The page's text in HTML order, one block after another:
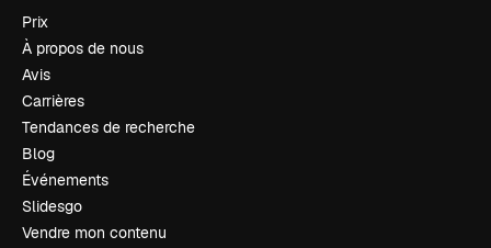
Prix
À propos de nous
Avis
Carrières
Tendances de recherche
Blog
Événements
Slidesgo
Vendre mon contenu